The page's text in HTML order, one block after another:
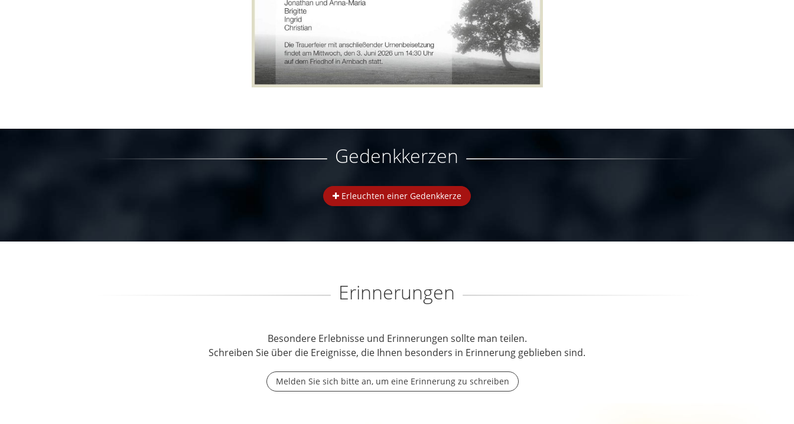
Gedenkkerzen
Erleuchten einer Gedenkkerze
Erinnerungen
Besondere Erlebnisse und Erinnerungen sollte man teilen.
Schreiben Sie über die Ereignisse, die Ihnen besonders in Erinnerung geblieben sind.
Melden Sie sich bitte an, um eine Erinnerung zu schreiben